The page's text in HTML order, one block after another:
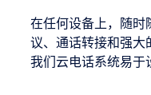
在任何设备上，随时
议、通话转接和强大
我们云电话系统易于